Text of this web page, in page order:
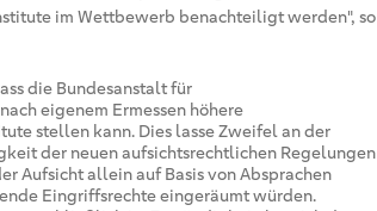
im Wettbewerb benachteiligt werden", so
die Bundesanstalt für
eigenem Ermessen höhere
stellen kann. Dies lasse Zweifel an der
der neuen aufsichtsrechtlichen Regelungen
Aufsicht allein auf Basis von Absprachen
Eingriffsrechte eingeräumt würden.